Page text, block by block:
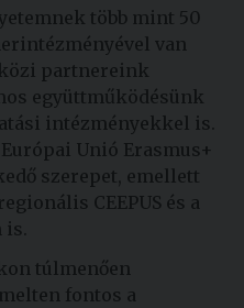
több mint 50
van
partnereink
együttműködésünk
intézményekkel is.
Unió Erasmus+
szerepet, emellett
CEEPUS és a
túlmenően
fontos a